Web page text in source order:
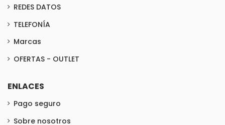
REDES DATOS
TELEFONÍA
Marcas
OFERTAS - OUTLET
ENLACES
Pago seguro
Sobre nosotros